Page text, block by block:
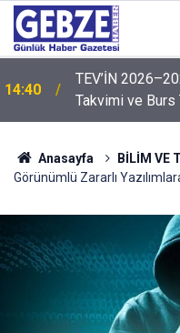
14:40
TEV’İN 2026–2027
Takvimi ve Burs
Anasayfa BİLİM VE
Görünümlü Zararlı